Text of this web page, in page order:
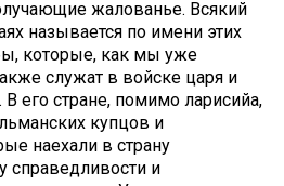
жалованье. Всякий
называется по имени этих
которые, как мы уже
служат в войске царя и
В его стране, помимо ларисийа,
купцов и
наехали в страну
справедливости и